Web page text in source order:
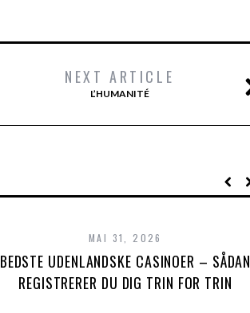
NEXT ARTICLE
L’HUMANITÉ
MAI 31, 2026
BEDSTE UDENLANDSKE CASINOER – SÅDAN
REGISTRERER DU DIG TRIN FOR TRIN